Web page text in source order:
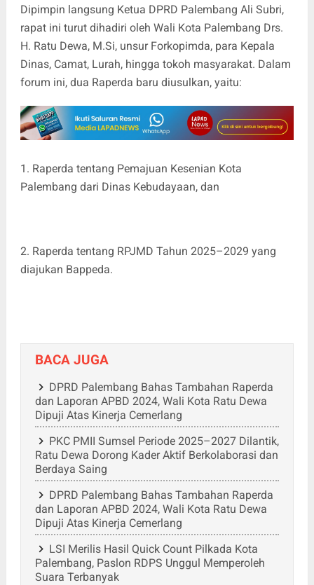
Dipimpin langsung Ketua DPRD Palembang Ali Subri,
rapat ini turut dihadiri oleh Wali Kota Palembang Drs.
H. Ratu Dewa, M.Si, unsur Forkopimda, para Kepala
Dinas, Camat, Lurah, hingga tokoh masyarakat. Dalam
forum ini, dua Raperda baru diusulkan, yaitu:
1. Raperda tentang Pemajuan Kesenian Kota
Palembang dari Dinas Kebudayaan, dan
2. Raperda tentang RPJMD Tahun 2025–2029 yang
diajukan Bappeda.
BACA JUGA
DPRD Palembang Bahas Tambahan Raperda
dan Laporan APBD 2024, Wali Kota Ratu Dewa
Dipuji Atas Kinerja Cemerlang
PKC PMII Sumsel Periode 2025–2027 Dilantik,
Ratu Dewa Dorong Kader Aktif Berkolaborasi dan
Berdaya Saing
DPRD Palembang Bahas Tambahan Raperda
dan Laporan APBD 2024, Wali Kota Ratu Dewa
Dipuji Atas Kinerja Cemerlang
LSI Merilis Hasil Quick Count Pilkada Kota
Palembang, Paslon RDPS Unggul Memperoleh
Suara Terbanyak